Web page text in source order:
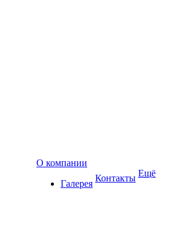
О компании
Галерея
Контакты Ещё